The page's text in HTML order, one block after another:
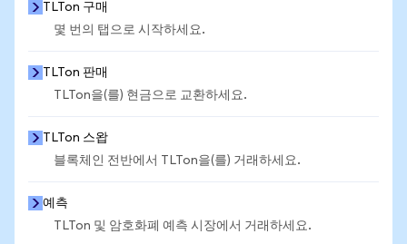
TLTon 구매
몇 번의 탭으로 시작하세요.
TLTon 판매
TLTon을(를) 현금으로 교환하세요.
TLTon 스왑
블록체인 전반에서 TLTon을(를) 거래하세요.
예측
TLTon 및 암호화폐 예측 시장에서 거래하세요.